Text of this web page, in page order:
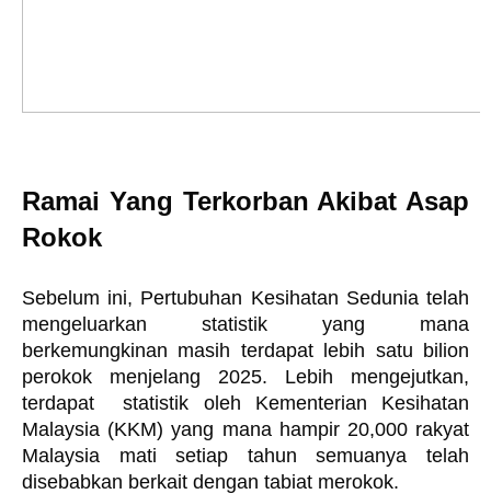
Ramai Yang Terkorban Akibat Asap
Rokok
Sebelum ini, Pertubuhan Kesihatan Sedunia telah
mengeluarkan statistik yang mana
berkemungkinan masih terdapat lebih satu bilion
perokok menjelang 2025. Lebih mengejutkan,
terdapat  statistik oleh Kementerian Kesihatan
Malaysia (KKM) yang mana hampir 20,000 rakyat
Malaysia mati setiap tahun semuanya telah
disebabkan berkait dengan tabiat merokok.